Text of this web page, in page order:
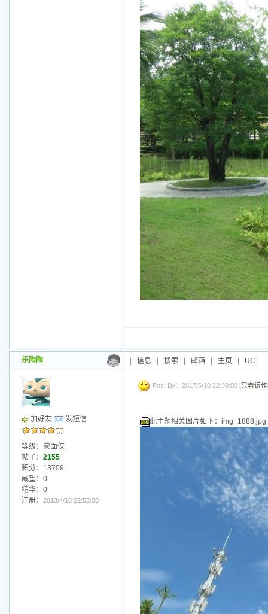
乐陶陶 信息 搜索 邮箱 主页 UC
加好友 发短信
等级：蒙面侠
帖子： 2155
积分：13709
威望：0
精华：0
注册： 2013/4/18 22:53:00
Post By：2017/6/10 22:39:00 [只看该
此主题相关图片如下：